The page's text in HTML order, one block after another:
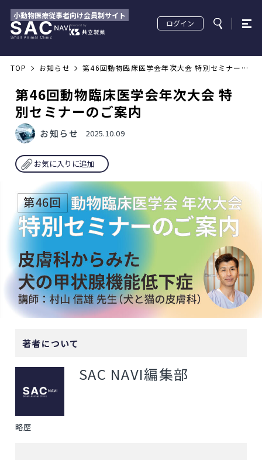
小動物医療従事者向け会員制サイト
ログイン
TOP お知らせ 第46回動物臨床医学会年次大会 特別セミナーの
ご案内
第46回動物臨床医学会年次大会 特
別セミナーのご案内
お知らせ 2025.10.09
お気に入りに追加
著者について
SAC NAVI編集部
略歴